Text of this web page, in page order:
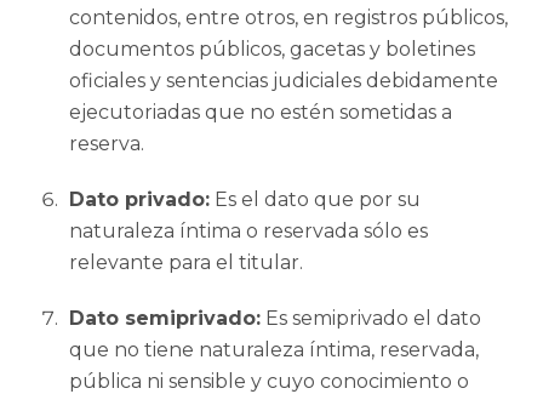
contenidos, entre otros, en registros públicos,
documentos públicos, gacetas y boletines
oficiales y sentencias judiciales debidamente
ejecutoriadas que no estén sometidas a
reserva.
Dato privado: Es el dato que por su
naturaleza íntima o reservada sólo es
relevante para el titular.
Dato semiprivado: Es semiprivado el dato
que no tiene naturaleza íntima, reservada,
pública ni sensible y cuyo conocimiento o